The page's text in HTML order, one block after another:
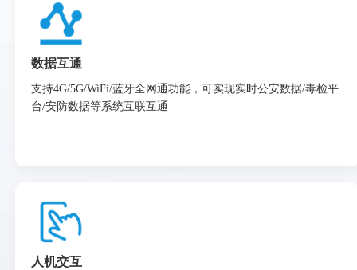
数据互通
支持4G/5G/WiFi/蓝牙全网通功能，可实现实时公安数据/毒检平
台/安防数据等系统互联互通
人机交互